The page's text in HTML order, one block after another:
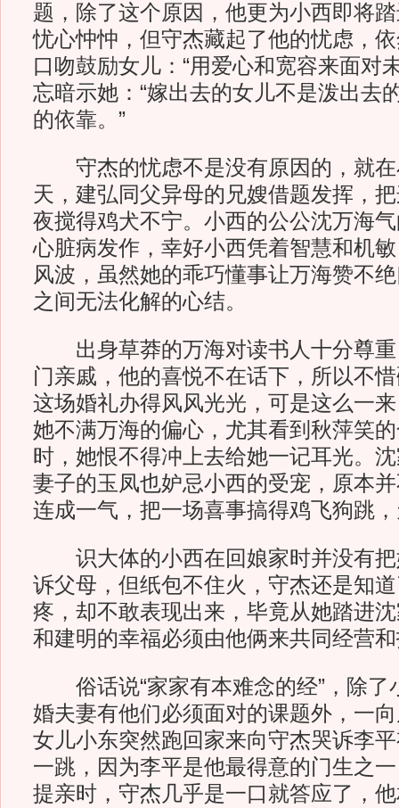
题，除了这个原因，他更为小西即将
忧心忡忡，但守杰藏起了他的忧虑，
口吻鼓励女儿：“用爱心和宽容来面对
忘暗示她：“嫁出去的女儿不是泼出去
的依靠。”
守杰的忧虑不是没有原因的，就在
天，建弘同父异母的兄嫂借题发挥，
夜搅得鸡犬不宁。小西的公公沈万海
心脏病发作，幸好小西凭着智慧和机
风波，虽然她的乖巧懂事让万海赞不
之间无法化解的心结。
出身草莽的万海对读书人十分尊重
门亲戚，他的喜悦不在话下，所以不
这场婚礼办得风风光光，可是这么一
她不满万海的偏心，尤其看到秋萍笑
时，她恨不得冲上去给她一记耳光。
妻子的玉凤也妒忌小西的受宠，原本
连成一气，把一场喜事搞得鸡飞狗跳
识大体的小西在回娘家时并没有把
诉父母，但纸包不住火，守杰还是知
疼，却不敢表现出来，毕竟从她踏进
和建明的幸福必须由他俩来共同经营
俗话说“家家有本难念的经”，除了
婚夫妻有他们必须面对的课题外，一
女儿小东突然跑回家来向守杰哭诉李
一跳，因为李平是他最得意的门生之
提亲时，守杰几乎是一口就答应了，